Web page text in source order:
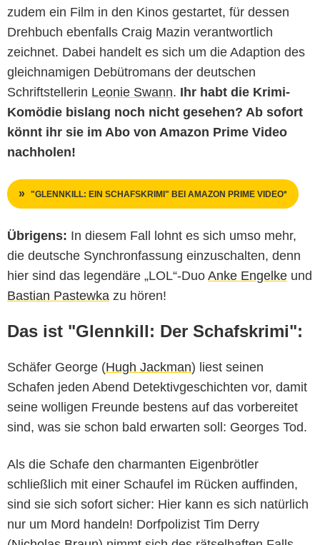
zudem ein Film in den Kinos gestartet, für dessen
Drehbuch ebenfalls Craig Mazin verantwortlich
zeichnet. Dabei handelt es sich um die Adaption des
gleichnamigen Debütromans der deutschen
Schriftstellerin Leonie Swann. Ihr habt die Krimi-
Komödie bislang noch nicht gesehen? Ab sofort
könnt ihr sie im Abo von Amazon Prime Video
nachholen!
"GLENNKILL: EIN SCHAFSKRIMI" BEI AMAZON PRIME VIDEO*
Übrigens: In diesem Fall lohnt es sich umso mehr,
die deutsche Synchronfassung einzuschalten, denn
hier sind das legendäre „LOL“-Duo Anke Engelke und
Bastian Pastewka zu hören!
Das ist "Glennkill: Der Schafskrimi":
Schäfer George (Hugh Jackman) liest seinen
Schafen jeden Abend Detektivgeschichten vor, damit
seine wolligen Freunde bestens auf das vorbereitet
sind, was sie schon bald erwarten soll: Georges Tod.
Als die Schafe den charmanten Eigenbrötler
schließlich mit einer Schaufel im Rücken auffinden,
sind sie sich sofort sicher: Hier kann es sich natürlich
nur um Mord handeln! Dorfpolizist Tim Derry